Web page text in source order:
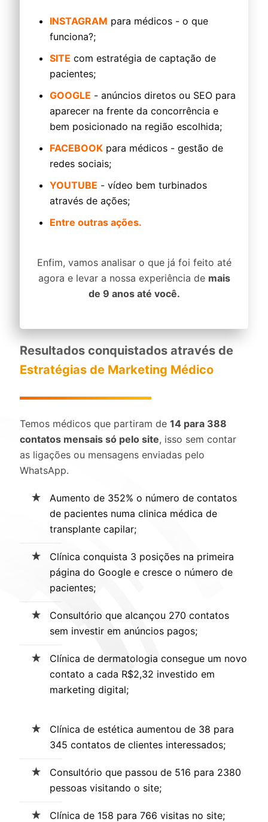
INSTAGRAM para médicos - o que
funciona?;
SITE com estratégia de captação de
pacientes;
GOOGLE - anúncios diretos ou SEO para
aparecer na frente da concorrência e
bem posicionado na região escolhida;
FACEBOOK para médicos - gestão de
redes sociais;
YOUTUBE - vídeo bem turbinados
através de ações;
Entre outras ações.
Enfim, vamos analisar o que já foi feito até
agora e levar a nossa experiência de mais
de 9 anos até você.
Resultados conquistados através de
Estratégias de Marketing Médico
Temos médicos que partiram de 14 para 388
contatos mensais só pelo site, isso sem contar
as ligações ou mensagens enviadas pelo
WhatsApp.
Aumento de 352% o número de contatos
de pacientes numa clinica médica de
transplante capilar;
Clínica conquista 3 posições na primeira
página do Google e cresce o número de
pacientes;
Consultório que alcançou 270 contatos
sem investir em anúncios pagos;
Clínica de dermatologia consegue um novo
contato a cada R$2,32 investido em
marketing digital;
Clínica de estética aumentou de 38 para
345 contatos de clientes interessados;
Consultório que passou de 516 para 2380
pessoas visitando o site;
Clínica de 158 para 766 visitas no site;